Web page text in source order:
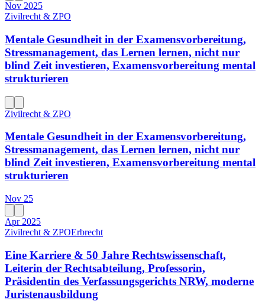
Nov 2025
Zivilrecht & ZPO
Mentale Gesundheit in der Examensvorbereitung,
Stressmanagement, das Lernen lernen, nicht nur
blind Zeit investieren, Examensvorbereitung mental
strukturieren
Zivilrecht & ZPO
Mentale Gesundheit in der Examensvorbereitung,
Stressmanagement, das Lernen lernen, nicht nur
blind Zeit investieren, Examensvorbereitung mental
strukturieren
Nov 25
Apr 2025
Zivilrecht & ZPOErbrecht
Eine Karriere & 50 Jahre Rechtswissenschaft,
Leiterin der Rechtsabteilung, Professorin,
Präsidentin des Verfassungsgerichts NRW, moderne
Juristenausbildung